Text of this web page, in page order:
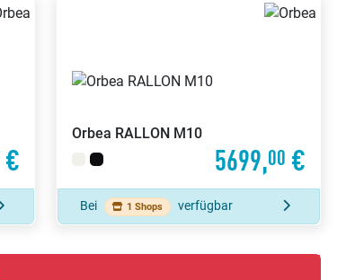
€
Orbea RALLON M10
5699,00 €
Bei 1 Shops verfügbar